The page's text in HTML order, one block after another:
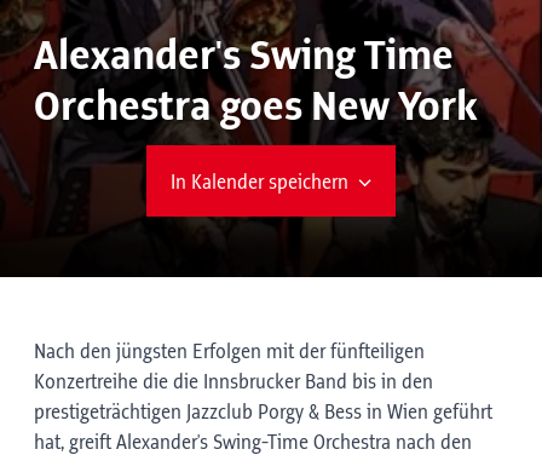
Alexander's Swing Time
Orchestra goes New York
In Kalender speichern
Nach den jüngsten Erfolgen mit der fünfteiligen
Konzertreihe die die Innsbrucker Band bis in den
prestigeträchtigen Jazzclub Porgy & Bess in Wien geführt
hat, greift Alexander's Swing-Time Orchestra nach den